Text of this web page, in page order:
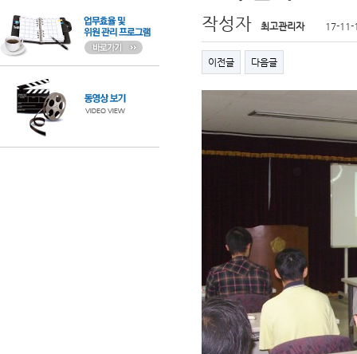
작성자 최고관리자 17-11-
이전글 다음글